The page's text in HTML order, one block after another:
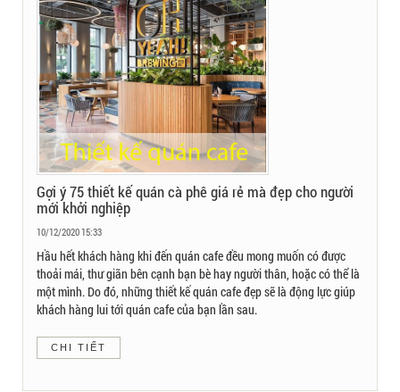
Gợi ý 75 thiết kế quán cà phê giá rẻ mà đẹp cho người
mới khởi nghiệp
10/12/2020 15:33
Hầu hết khách hàng khi đến quán cafe đều mong muốn có được
thoải mái, thư giãn bên cạnh bạn bè hay người thân, hoặc có thể là
một mình. Do đó, những thiết kế quán cafe đẹp sẽ là động lực giúp
khách hàng lui tới quán cafe của bạn lần sau.
CHI TIẾT